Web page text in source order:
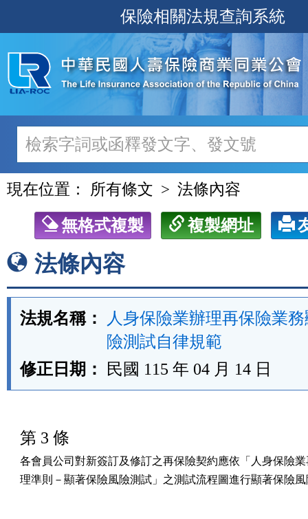
至
主
內
容
保險相關法規查詢系統
現在位置： 所有條文 法條內容
無格式複製 複製網址
法條內容
法規名稱：
人身保險業辦理再保險業
險測試自律規範
修正日期：
民國 115 年 04 月 14 日
第 3 條
各會員公司對新簽訂及修訂之再保險契約應依「人身保險
理準則－顯著保險風險測試」之測試流程圖進行顯著保險